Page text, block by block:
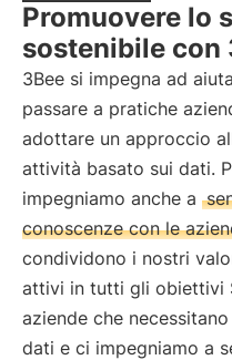
Promuovere lo
sostenibile con
3Bee si impegna ad
passare a pratiche
adottare un approccio
attività basato sui dati.
impegniamo anche a
conoscenze con le
condividono i nostri
attivi in tutti gli obiettivi
aziende che
dati e ci impegniamo a